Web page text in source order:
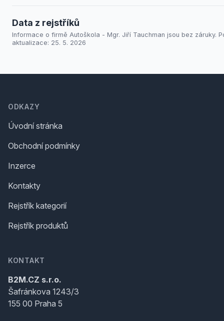
Data z rejstříků
Informace o firmě Autoškola - Mgr. Jiří Tauchman jsou bez záruky.
aktualizace: 25. 5. 2026
ODKAZY
Úvodní stránka
Obchodní podmínky
Inzerce
Kontakty
Rejstřík kategorií
Rejstřík produktů
KONTAKT
B2M.CZ s.r.o.
Šafránkova 1243/3
155 00 Praha 5